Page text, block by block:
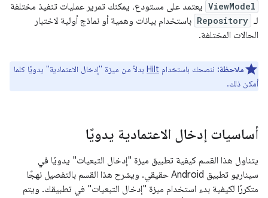
ViewModel يعتمد على مستودع، يمكنك تمرير عمليات تنفيذ مختلفة
لـ Repository باستخدام بيانات وهمية أو نماذج أولية لاختبار
الحالات المختلفة.
ملاحظة: ننصحك باستخدام Hilt بدلاً من ميزة "إدخال الاعتمادية" يدويًا كلما
أمكن ذلك.
أساسيات إدخال الاعتمادية يدويًا
يتناول هذا القسم كيفية تطبيق ميزة "إدخال التبعيات" يدويًا في
سيناريو تطبيق Android حقيقي. ويشرح هذا القسم بالتفصيل نهجًا
متكررًا لكيفية بدء استخدام ميزة "إدخال التبعيات" في تطبيقك. ويتم